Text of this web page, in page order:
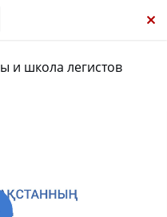
и школа легистов